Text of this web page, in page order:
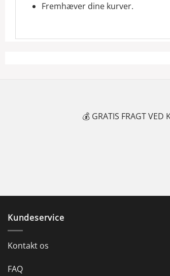
Fremhæver dine kurver.
FRAGT VED KØB FOR OVER 499 KR.
Kundeservice
Kontakt os
FAQ